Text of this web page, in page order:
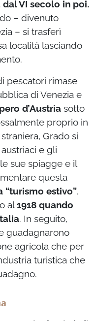
VI secolo in poi.
– divenuto
– si trasferì
località lasciando
pescatori rimase
di Venezia e
d’Austria sotto
proprio in
Grado si
e gli
sue spiagge e il
questa
“turismo estivo”.
al1918 quando
. In seguito,
guadagnarono
agricola che per
turistica che